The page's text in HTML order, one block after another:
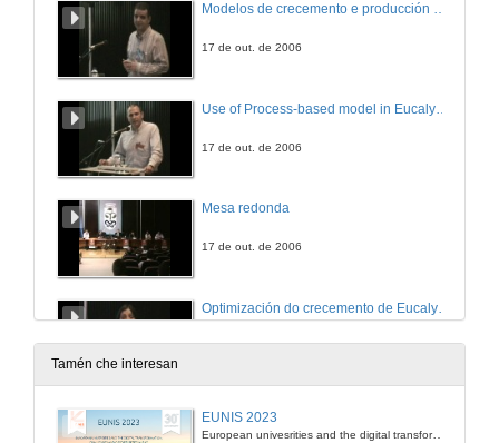
Modelos de crecemento e producción de Eucalyptus globulus Labill en Cantabria
17 de out. de 2006
17 de out. de 2006
Mesa redonda
17 de out. de 2006
17 de out. de 2006
Tamén che interesan
EUNIS 2023
European univesrities and the digital transformation: challenges and opportunities ahead